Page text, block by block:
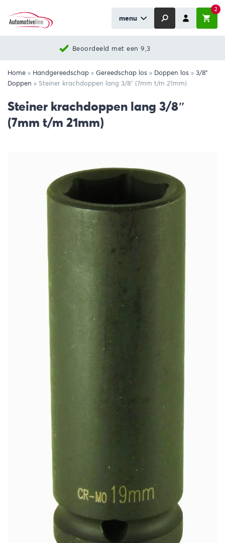
menu
2
Nieuwste producten
Home » Handgereedschap » Gereedschap los » Doppen los » 3/8"
Doppen » Steiner krachdoppen lang 3/8″ (7mm t/m 21mm)
Steiner krachdoppen lang 3/8″
(7mm t/m 21mm)